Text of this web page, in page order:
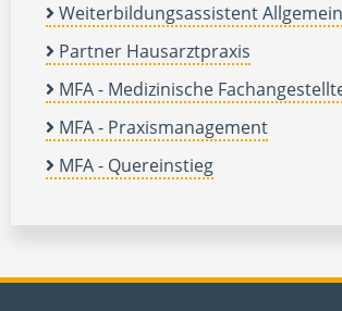
Weiterbildungsassistent
Partner Hausarztpraxis
MFA - Medizinische
MFA - Praxismanagement
MFA - Quereinstieg